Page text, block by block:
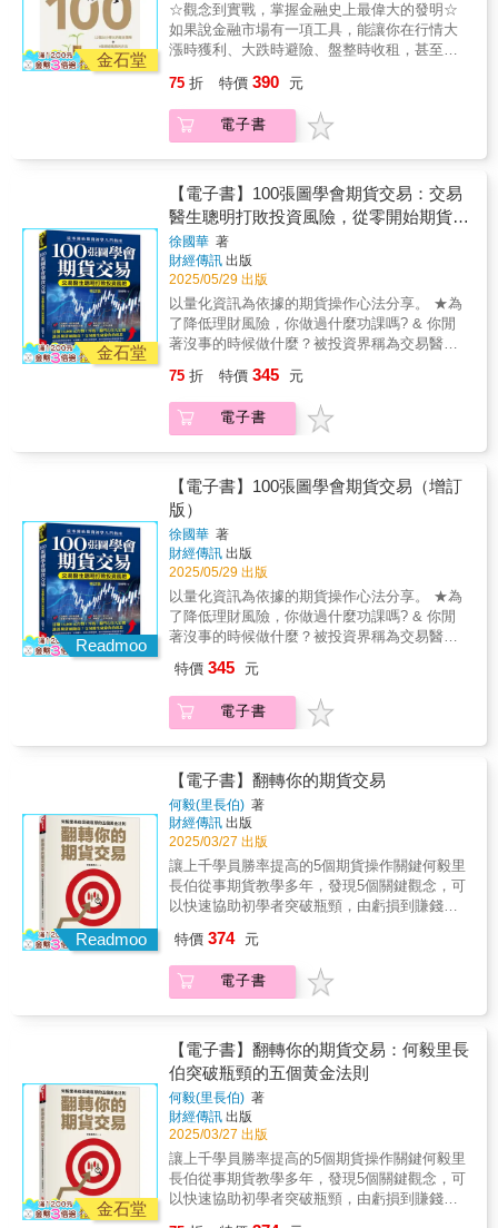
金石堂
☆觀念到實戰，掌握金融史上最偉大的發明☆
如果說金融市場有一項工具，能讓你在行情大
漲時獲利、大跌時避險、盤整時收租，甚至用
了解它嗎？這就是選擇權——被譽為「金融史
上最偉大的發明」。《選擇權關鍵100》是一本
專為華人投資者撰寫的選擇權入門與進階指
週選如何佈局」，再到學術與應用層面的「波
動率指數」、「認購售權證」、「實質選擇
權」，涵蓋了選擇權投資人所需知道的全部核
心知識。
75 折 特價 390 元
電子書
金石堂
【電子書】100張圖學會期貨交易：交易
醫生聰明打敗投資風險，從零開始期貨初
學入門指南
徐國華 著
財經傳訊 出版
2025/05/29 出版
以量化資訊為依據的期貨操作心法分享。 ★為
了降低理財風險，你做過什麼功課嗎? & 你閒
著沒事的時候做什麼？被投資界稱為交易醫生
用2,000或是3,000天的交易資料驗算，看報酬
率到底多少。 比如美股（道瓊）若大漲或是大
跌2%以上，台指期第二天的走勢如何，他回測
& 又如，他統計了2,000天的台指期貨交易日，
可以發現台股跳空超過50點的交易日，比例大
約是25％。如果發生了跳空要如何操作？如果
是：「跳空開高後放空在開盤價下（減N點），
跳空開低則是相反進場做多在開盤價上（加N
點），進場的時間設定在開盤後30分鐘內執
行，進場後只有一個停損30點的條件，如果沒
有打到停損，則在當日收盤出場。」長期執行
的結果曲線還蠻有趣的！竟然就是一條左下右
上的損益曲線，不過勝率並不高，多空的合併
是「減N點」都可以用統計方法計算出最適數
值） & ★交易醫生不藏私的期貨交易筆記 作者
用明確的方法告訴你各種交易策略的操作要
交易方向： 一天只選擇一個方向來操作。不管
你是用籌碼、大週期方向或前日漲跌走勢，一
天選擇一個方向做，這樣做的好處是，可以避
免在一天之內，做多失敗，做空也失敗，就是
大家俗稱的「雙巴模式」。做交易不用做到當
別人打了你的右臉，你要連左臉也轉過來讓他
打。 2.進出場周期： 一般人慣用的是5分K線，
較不容易被騙線沒錯，但是往往進場時間也就
相對較晚，同時我們設定停損的區間也就會跟
著放大。我建議，當你熟練了5分K線的操作，
不妨把K棒週期縮小到3分K線；當你操作不順
的出手控制在3~5次內，頻繁出手，往往是當天
行情沒能掌握的狀況，回頭檢視交易紀錄，你
會發現多半是輸錢的結果多。 & 他帶領LINE群
組在盤中實戰交易超過4年，建議一人一天不交
易不超過5次，連續損失兩次後，就請暫停今日
的交易。 & 而成功的期貨投資人，最重要的，
是要每天檢討，作者公布他全面檢討每筆交易
的方法及表格，只要能檢討，賺錢的比率就大
增。 本書的方法簡單，只用K線和成交量操
75 折 特價 345 元
電子書
Readmoo
【電子書】100張圖學會期貨交易（增訂
版）
徐國華 著
財經傳訊 出版
2025/05/29 出版
以量化資訊為依據的期貨操作心法分享。 ★為
了降低理財風險，你做過什麼功課嗎? & 你閒
著沒事的時候做什麼？被投資界稱為交易醫生
用2,000或是3,000天的交易資料驗算，看報酬
率到底多少。 比如美股（道瓊）若大漲或是大
跌2%以上，台指期第二天的走勢如何，他回測
& 又如，他統計了2,000天的台指期貨交易日，
可以發現台股跳空超過50點的交易日，比例大
約是25％。如果發生了跳空要如何操作？如果
是：「跳空開高後放空在開盤價下（減N點），
跳空開低則是相反進場做多在開盤價上（加N
點），進場的時間設定在開盤後30分鐘內執
行，進場後只有一個停損30點的條件，如果沒
有打到停損，則在當日收盤出場。」長期執行
的結果曲線還蠻有趣的！竟然就是一條左下右
勝率不到四成。（補充一句，無論「加N點」或
是「減N點」都可以用統計方法計算出最適數
值） & ★交易醫生不藏私的期貨交易筆記 作者
訣。如日內波段交易。他是這麼寫的： 1.當日
交易方向： 一天只選擇一個方向來操作。不管
你是用籌碼、大週期方向或前日漲跌走勢，一
天選擇一個方向做，這樣做的好處是，可以避
免在一天之內，做多失敗，做空也失敗，就是
大家俗稱的「雙巴模式」。做交易不用做到當
別人打了你的右臉，你要連左臉也轉過來讓他
打。 2.進出場周期： 一般人慣用的是5分K線，
特價 345 元
電子書
Readmoo
【電子書】翻轉你的期貨交易
何毅(里長伯) 著
財經傳訊 出版
2025/03/27 出版
讓上千學員勝率提高的5個期貨操作關鍵何毅里
長伯從事期貨教學多年，發現5個關鍵觀念，可
以快速協助初學者突破瓶頸，由虧損到賺錢。
理論及日價差。期貨操作最重要的是趨勢判
斷。一波上漲或是下跌趨勢是否確立，或是結
束？小到一根5分大紅K，大到一段時間的上漲
果跌破二分之一的價位，代表上漲趨勢不穩，
如果漲破二分之一的價位，代表下跌趨勢被扭
轉的機會高。另外，主力做手在控盤時，常常
會拉出一根大紅K或是大黑K，來欺騙投資人，
作者稱之為「招搖K」。而如何識別所謂的招搖
K，關係到散戶是否會被大戶割韭菜。所謂的日
價差，是指期貨市場每日的平均漲跌幅，隨著
股市成交量的放大或縮小，會有所不同。有早
期的數十點，到2025年前後的百餘點。期貨投
特價 374 元
電子書
金石堂
【電子書】翻轉你的期貨交易：何毅里長
伯突破瓶頸的五個黄金法則
何毅(里長伯) 著
財經傳訊 出版
2025/03/27 出版
讓上千學員勝率提高的5個期貨操作關鍵何毅里
長伯從事期貨教學多年，發現5個關鍵觀念，可
以快速協助初學者突破瓶頸，由虧損到賺錢。